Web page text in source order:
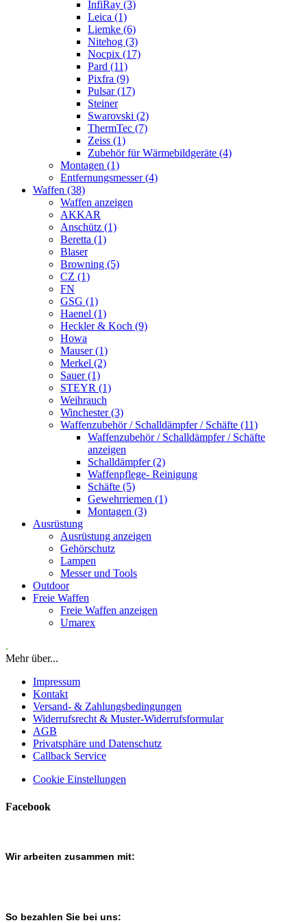
InfiRay (3)
Leica (1)
Liemke (6)
Nitehog (3)
Nocpix (17)
Pard (11)
Pixfra (9)
Pulsar (17)
Steiner
Swarovski (2)
ThermTec (7)
Zeiss (1)
Zubehör für Wärmebildgeräte (4)
Montagen (1)
Entfernungsmesser (4)
Waffen (38)
Waffen anzeigen
AKKAR
Anschütz (1)
Beretta (1)
Blaser
Browning (5)
CZ (1)
FN
GSG (1)
Haenel (1)
Heckler & Koch (9)
Howa
Mauser (1)
Merkel (2)
Sauer (1)
STEYR (1)
Weihrauch
Winchester (3)
Waffenzubehör / Schalldämpfer / Schäfte (11)
Waffenzubehör / Schalldämpfer / Schäfte
anzeigen
Schalldämpfer (2)
Waffenpflege- Reinigung
Schäfte (5)
Gewehrriemen (1)
Montagen (3)
Ausrüstung
Ausrüstung anzeigen
Gehörschutz
Lampen
Messer und Tools
Outdoor
Freie Waffen
Freie Waffen anzeigen
Umarex
.
Mehr über...
Impressum
Kontakt
Versand- & Zahlungsbedingungen
Widerrufsrecht & Muster-Widerrufsformular
AGB
Privatsphäre und Datenschutz
Callback Service
Cookie Einstellungen
Facebook
Wir arbeiten zusammen mit:
So bezahlen Sie bei uns: